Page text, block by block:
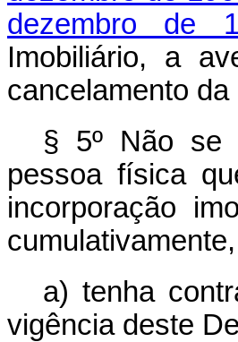
dezembro de
Imobiliário, a
cancelamento
§ 5º Não se
pessoa física
incorporação
a) tenha
vigência deste